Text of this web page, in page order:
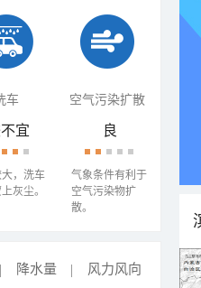
车 空气污染扩散
宜
，洗车
灰尘。
良
气象条件有利于
空气污染物扩
散。
降水量 风力风向